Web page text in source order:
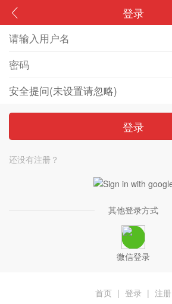
登录
登录
还没有注册？
其他登录方式
微信登录
首页 | 登录 | 注册